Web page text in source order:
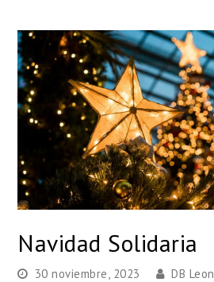
Navidad Solidaria
30 noviembre, 2023 DB Leon